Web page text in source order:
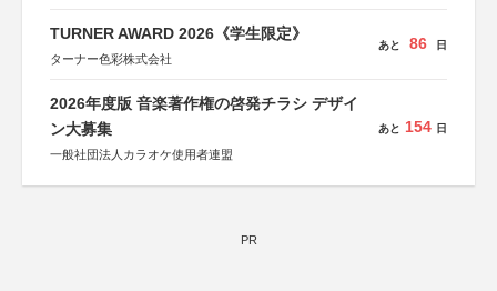
TURNER AWARD 2026《学生限定》
ターナー色彩株式会社
あと 86 日
2026年度版 音楽著作権の啓発チラシ デザイ
ン大募集
一般社団法人カラオケ使用者連盟
あと 154 日
PR